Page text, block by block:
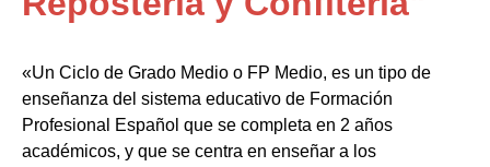
«Un Ciclo de Grado Medio o FP Medio, es un tipo de
enseñanza del sistema educativo de Formación
Profesional Español que se completa en 2 años
académicos, y que se centra en enseñar a los